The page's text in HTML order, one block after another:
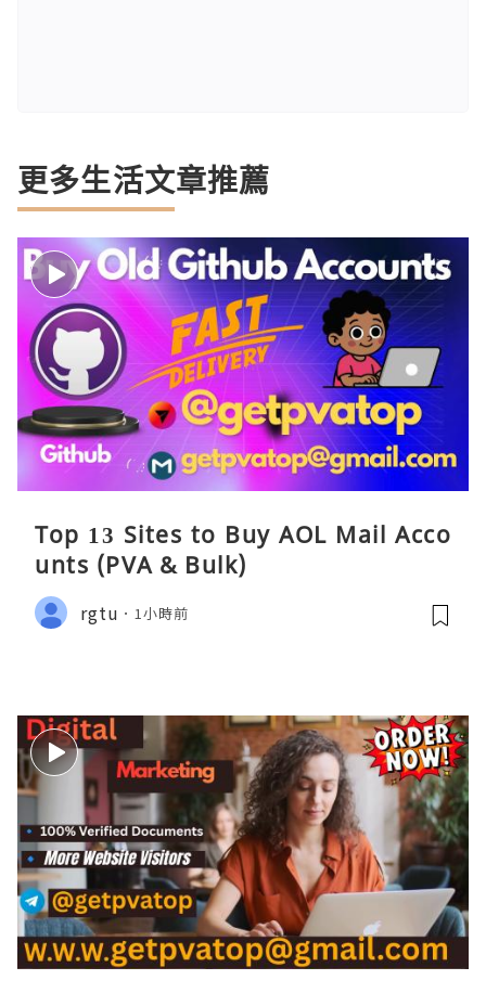
更多生活文章推薦
Top 13 Sites to Buy AOL Mail Acco
unts (PVA & Bulk)
rgtu 1小時前